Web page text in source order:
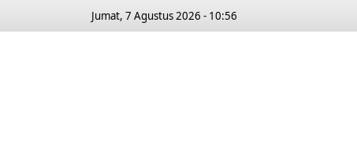
Jumat, 7 Agustus 2026 - 10:56